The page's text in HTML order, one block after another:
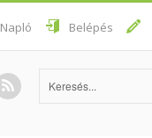
Napló Belépés